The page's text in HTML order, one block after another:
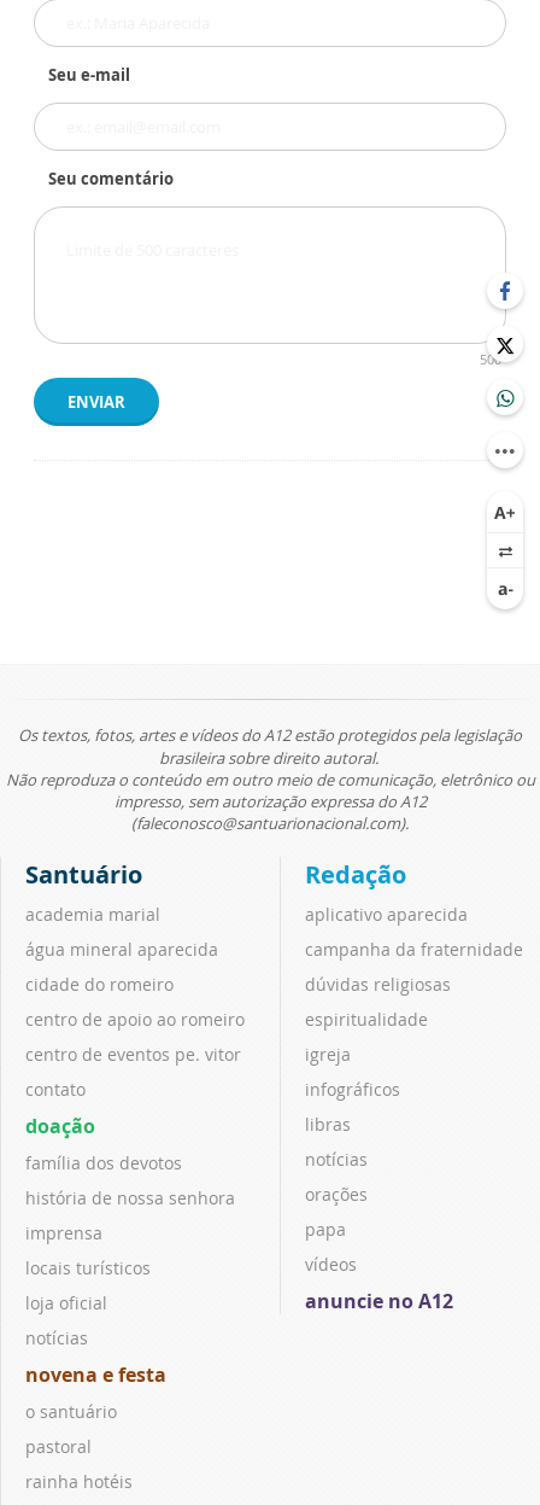
Seu e-mail
Seu comentário
500
ENVIAR
Os textos, fotos, artes e vídeos do A12 estão protegidos pela legislação
brasileira sobre direito autoral.
Não reproduza o conteúdo em outro meio de comunicação, eletrônico ou
impresso, sem autorização expressa do A12
(faleconosco@santuarionacional.com).
Santuário
academia marial
água mineral aparecida
cidade do romeiro
centro de apoio ao romeiro
centro de eventos pe. vitor
contato
doação
família dos devotos
história de nossa senhora
imprensa
locais turísticos
loja oficial
notícias
novena e festa
o santuário
pastoral
rainha hotéis
Redação
aplicativo aparecida
campanha da fraternidade
dúvidas religiosas
espiritualidade
igreja
infográficos
libras
notícias
orações
papa
vídeos
anuncie no A12